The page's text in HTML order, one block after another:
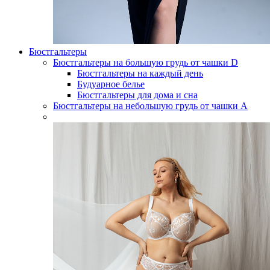
Бюстгальтеры
Бюстгальтеры на большую грудь от чашки D
Бюстгальтеры на каждый день
Будуарное белье
Бюстгальтеры для дома и сна
Бюстгальтеры на небольшую грудь от чашки А